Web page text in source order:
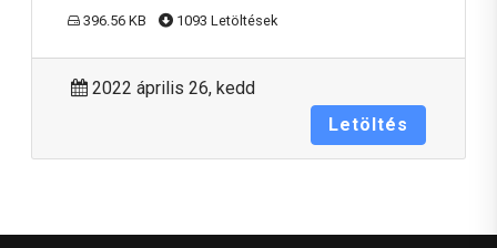
396.56 KB 1093 Letöltések
2022 április 26, kedd
Letöltés